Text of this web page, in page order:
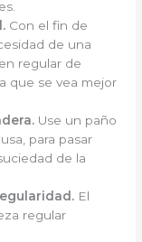
Con el fin de
de una
regular de
que se vea mejor
Use un paño
para pasar
de la
El
regular